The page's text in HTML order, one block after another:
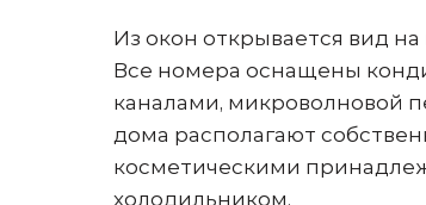
Из окон открывается вид
Все номера оснащены
каналами, микроволновой
дома располагают
косметическими
холодильником.